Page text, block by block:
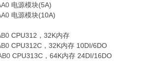
电源模块(5A)
电源模块(10A)
CPU312，32K内存
CPU312C，32K内存 10DI/6DO
CPU313C，64K内存 24DI/16DO